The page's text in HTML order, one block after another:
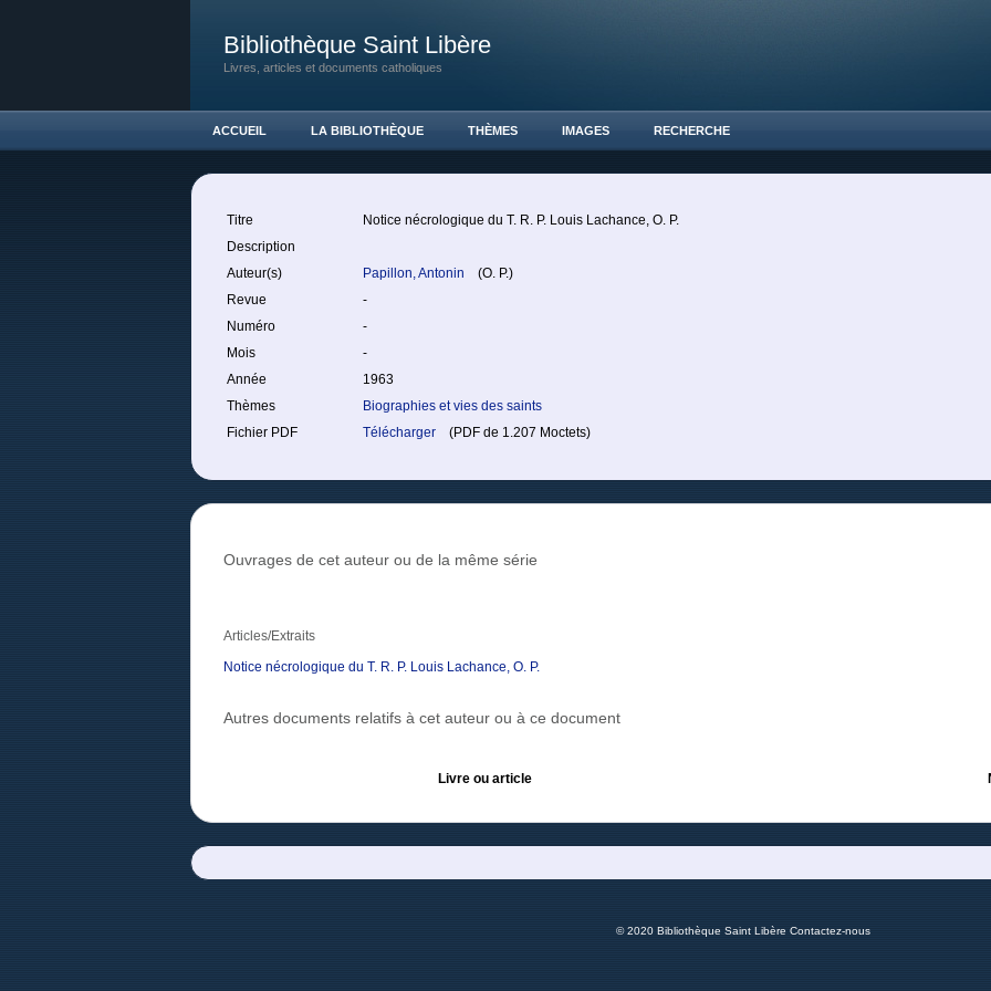
Bibliothèque Saint Libère
Livres, articles et documents catholiques
ACCUEIL LA BIBLIOTHÈQUE THÈMES IMAGES RECHERCHE
Titre
Notice nécrologique du T. R. P. Louis Lachance, O. P.
Description
Auteur(s)
Papillon, Antonin
(O. P.)
Revue
-
Numéro
-
Mois
-
Année
1963
Thèmes
Biographies et vies des saints
Fichier PDF
Télécharger (PDF de 1.207 Moctets)
Ouvrages de cet auteur ou de la même série
Articles/Extraits
Notice nécrologique du T. R. P. Louis Lachance, O. P.
Autres documents relatifs à cet auteur ou à ce document
Livre ou article
© 2020 Bibliothèque Saint Libère Contactez-nous